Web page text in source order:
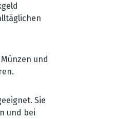
und
Sie
und bei